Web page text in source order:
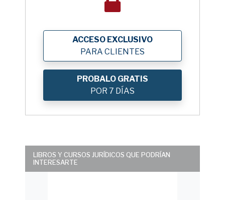
ACCESO EXCLUSIVO
PARA CLIENTES
PROBALO GRATIS
POR 7 DÍAS
LIBROS Y CURSOS JURÍDICOS QUE PODRÍAN
INTERESARTE